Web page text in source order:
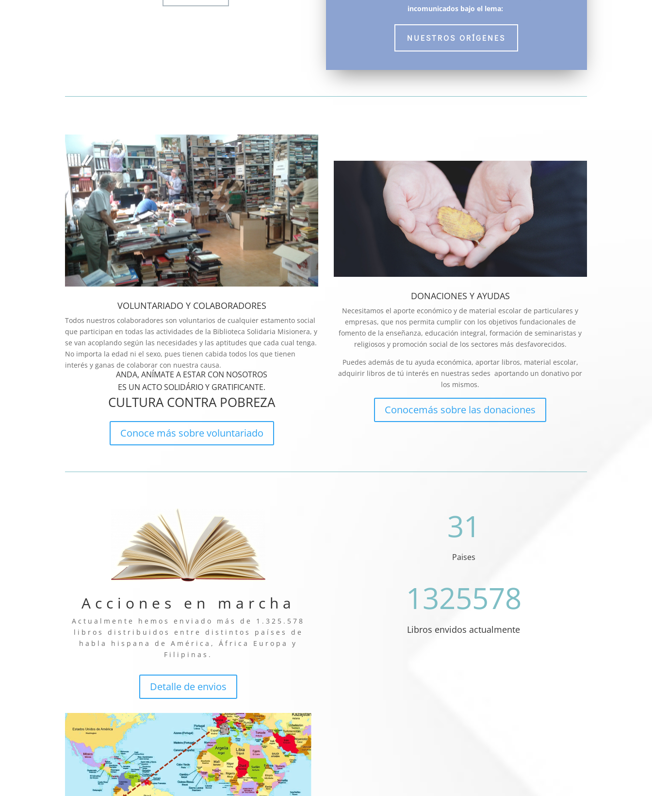
incomunicados bajo el lema:
NUESTROS ORÍGENES
VOLUNTARIADO Y COLABORADORES
Todos nuestros colaboradores son voluntarios de cualquier estamento social
que participan en todas las actividades de la Biblioteca Solidaria Misionera, y
se van acoplando según las necesidades y las aptitudes que cada cual tenga.
No importa la edad ni el sexo, pues tienen cabida todos los que tienen
interés y ganas de colaborar con nuestra causa.
ANDA, ANÍMATE A ESTAR CON NOSOTROS
ES UN ACTO SOLIDÁRIO Y GRATIFICANTE.
CULTURA CONTRA POBREZA
Conoce más sobre voluntariado
DONACIONES Y AYUDAS
Necesitamos el aporte económico y de material escolar de particulares y
empresas, que nos permita cumplir con los objetivos fundacionales de
fomento de la enseñanza, educación integral, formación de seminaristas y
religiosos y promoción social de los sectores más desfavorecidos.
Puedes además de tu ayuda económica, aportar libros, material escolar,
adquirir libros de tú interés en nuestras sedes aportando un donativo por
los mismos.
Conocemás sobre las donaciones
Acciones en marcha
Actualmente hemos enviado más de 1.325.578
libros distribuidos entre distintos países de
habla hispana de América, África Europa y
Filipinas.
Detalle de envios
31
Paises
1325578
Libros envidos actualmente